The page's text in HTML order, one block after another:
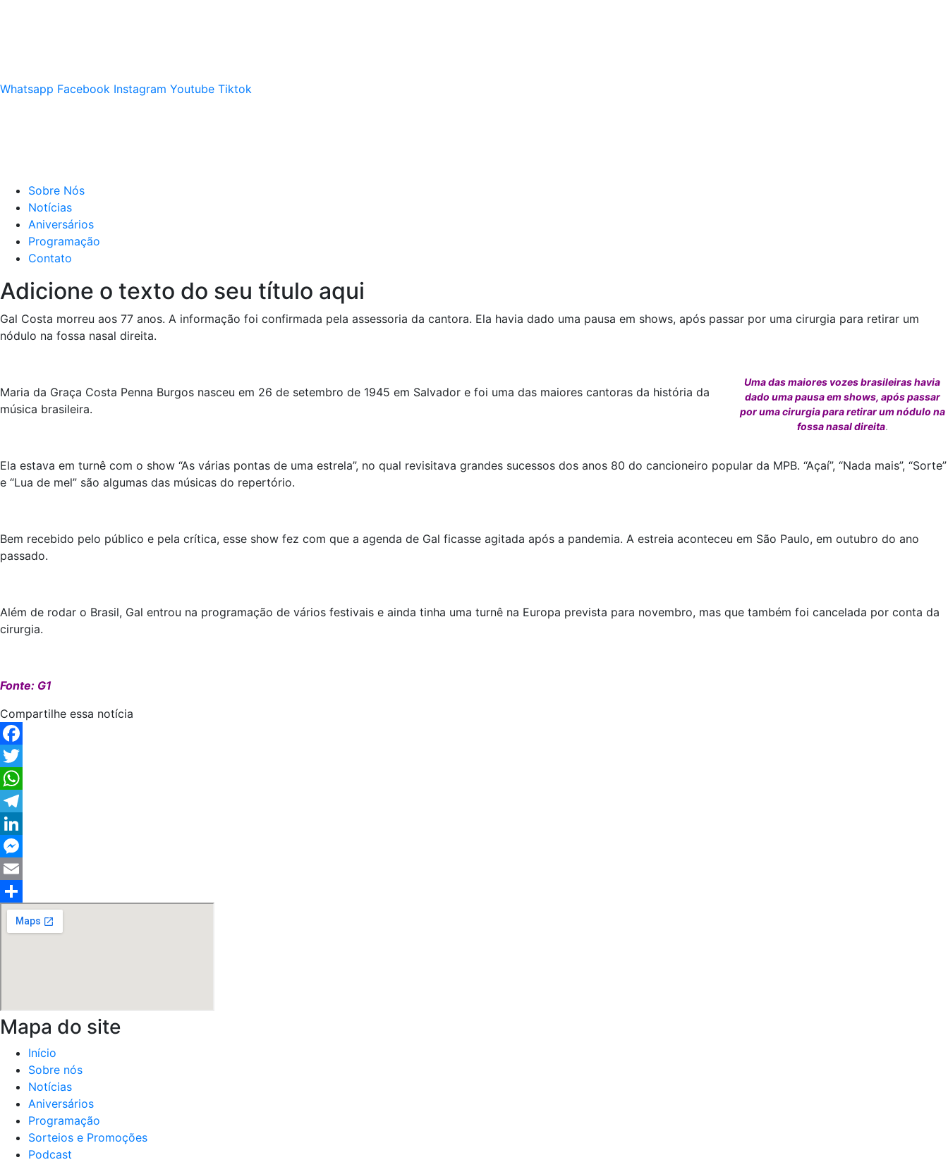
Whatsapp Facebook Instagram Youtube Tiktok
Sobre Nós
Notícias
Aniversários
Programação
Contato
Adicione o texto do seu título aqui
Gal Costa morreu aos 77 anos. A informação foi confirmada pela assessoria da cantora. Ela havia dado uma pausa em shows, após passar por uma cirurgia para retirar um
nódulo na fossa nasal direita.
Uma das maiores vozes brasileiras havia
dado uma pausa em shows, após passar
por uma cirurgia para retirar um nódulo na
fossa nasal direita.
Maria da Graça Costa Penna Burgos nasceu em 26 de setembro de 1945 em Salvador e foi uma das maiores cantoras da história da
música brasileira.
Ela estava em turnê com o show “As várias pontas de uma estrela”, no qual revisitava grandes sucessos dos anos 80 do cancioneiro popular da MPB. “Açaí”, “Nada mais”, “Sorte”
e “Lua de mel” são algumas das músicas do repertório.
Bem recebido pelo público e pela crítica, esse show fez com que a agenda de Gal ficasse agitada após a pandemia. A estreia aconteceu em São Paulo, em outubro do ano
passado.
Além de rodar o Brasil, Gal entrou na programação de vários festivais e ainda tinha uma turnê na Europa prevista para novembro, mas que também foi cancelada por conta da
cirurgia.
Fonte: G1
Compartilhe essa notícia
Facebook
Twitter
WhatsApp
Telegram
LinkedIn
Messenger
Email
Share
Mapa do site
Início
Sobre nós
Notícias
Aniversários
Programação
Sorteios e Promoções
Podcast